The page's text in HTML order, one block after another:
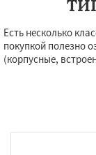
Есть несколько
покупкой полезно
(корпусные,